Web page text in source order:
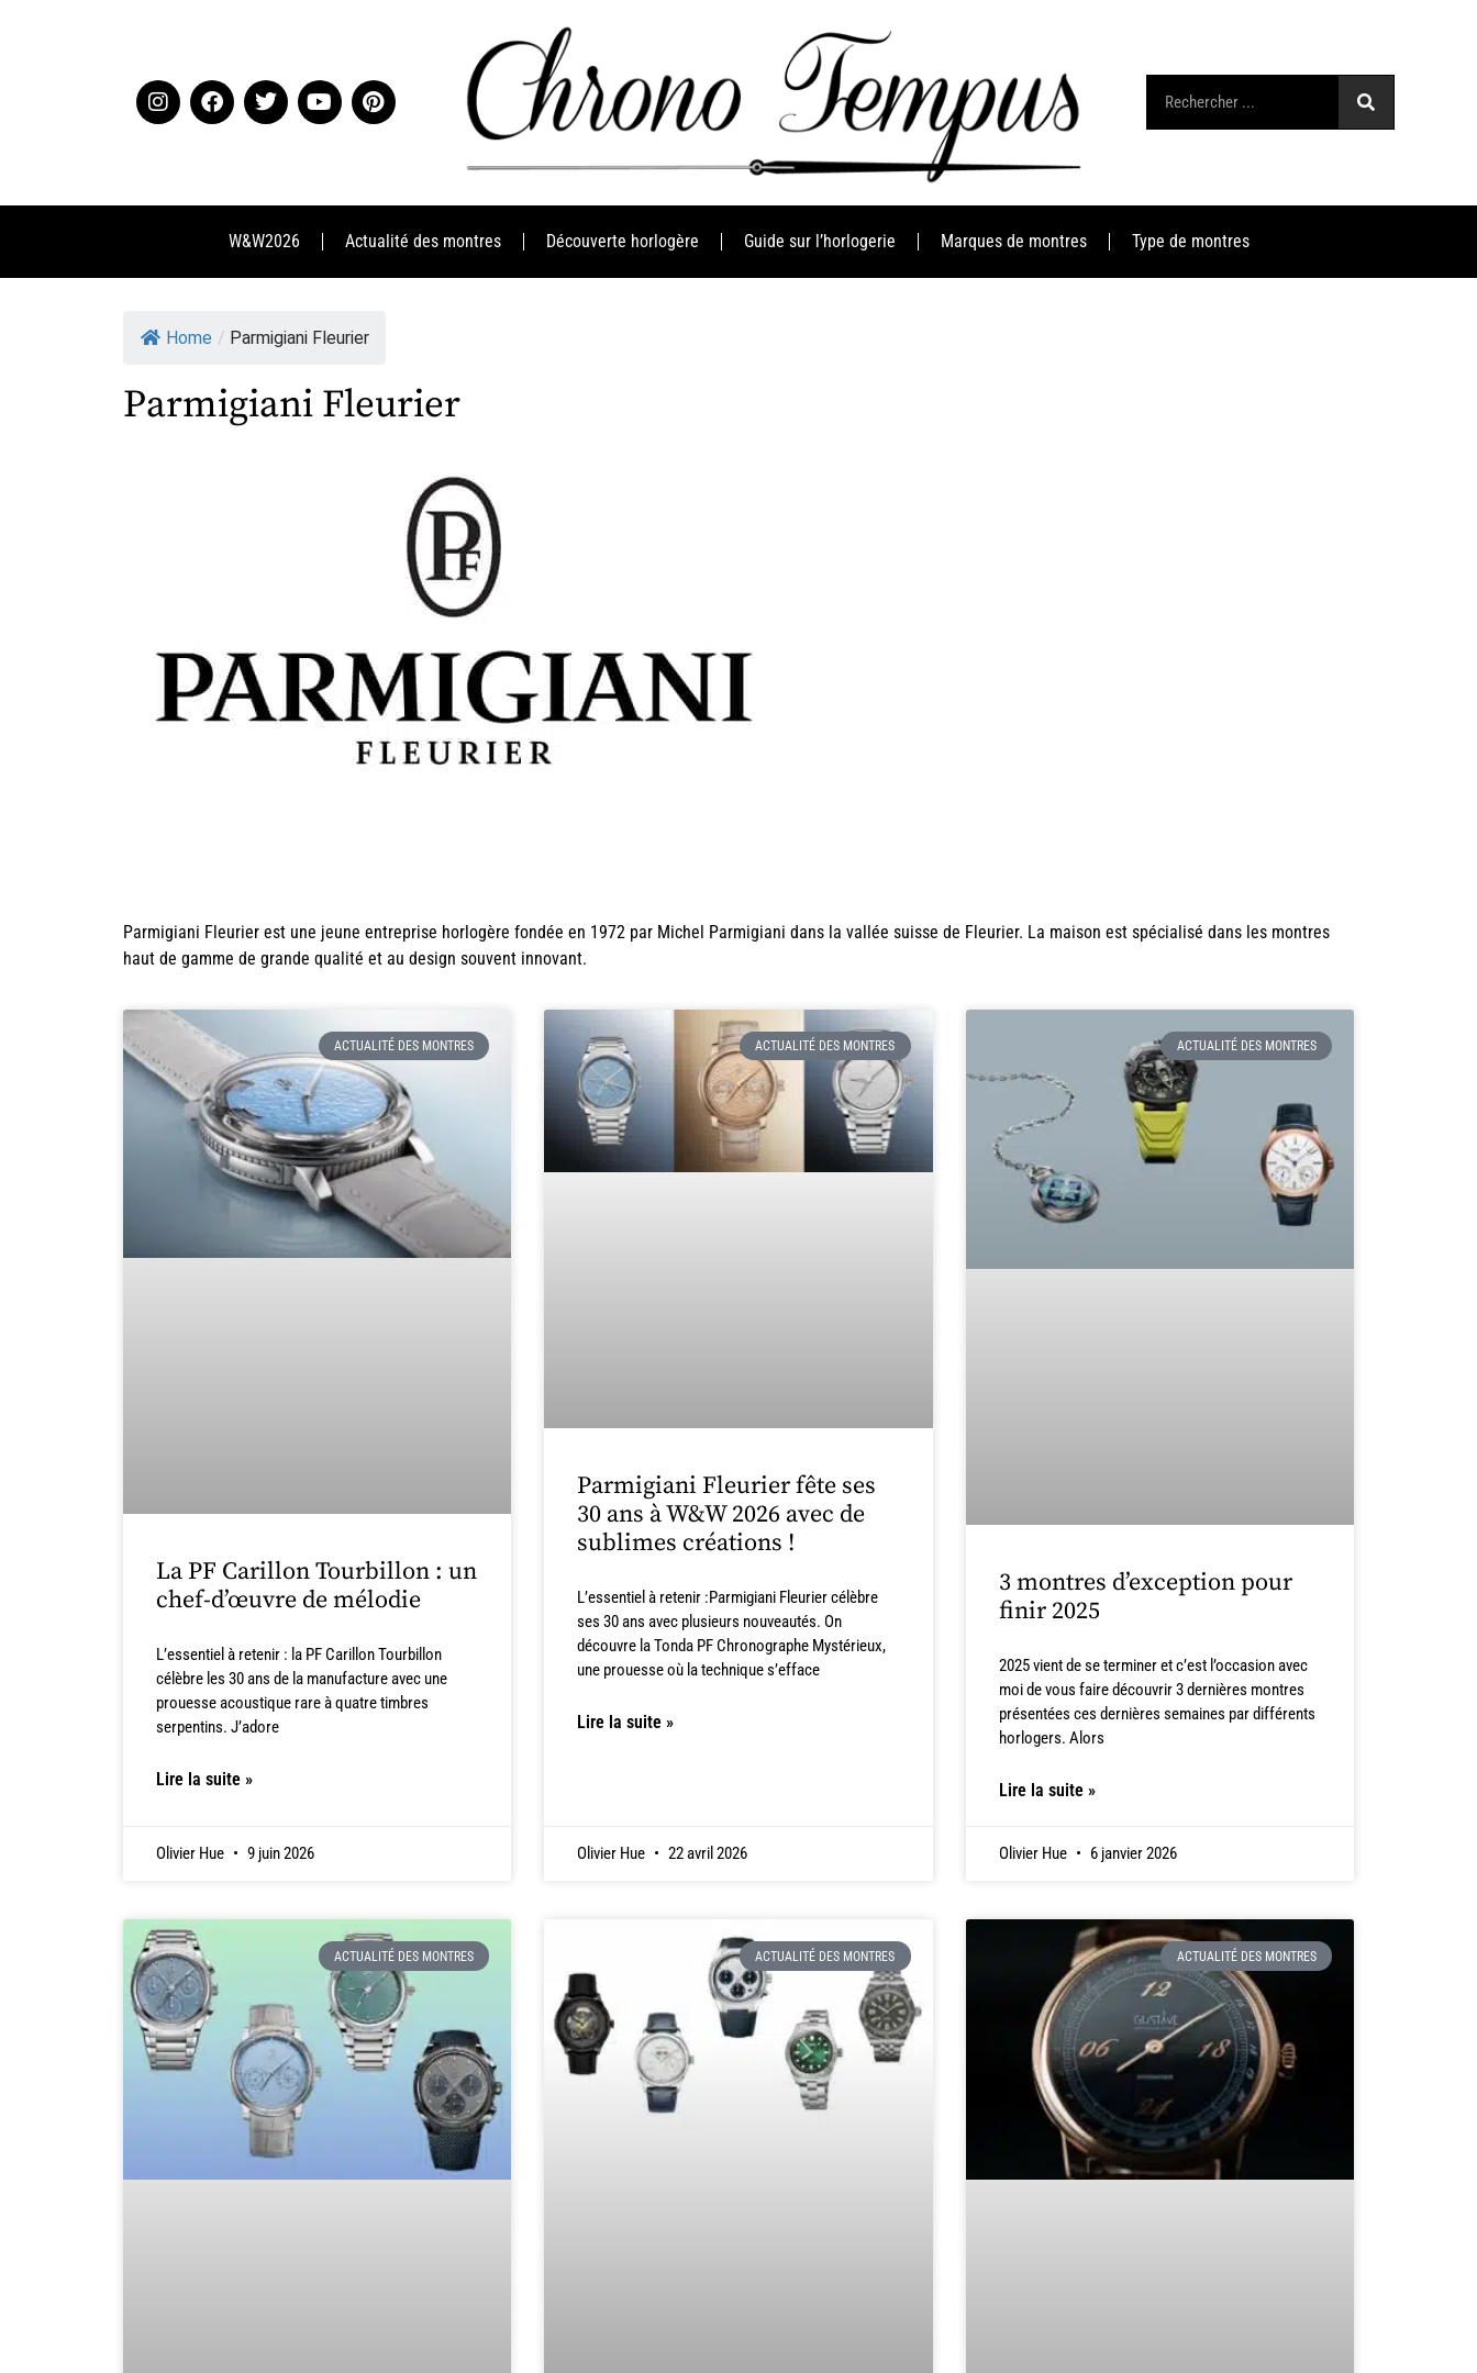
W&W2026 Actualité des montres Découverte horlogère Guide sur l’horlogerie Marques de montres Type de montres
Home / Parmigiani Fleurier
Parmigiani Fleurier
Parmigiani Fleurier est une jeune entreprise horlogère fondée en 1972 par Michel Parmigiani dans la vallée suisse de Fleurier. La maison est spécialisé dans les montres
haut de gamme de grande qualité et au design souvent innovant.
ACTUALITÉ DES MONTRES
La PF Carillon Tourbillon : un
chef-d’œuvre de mélodie
L’essentiel à retenir : la PF Carillon Tourbillon
célèbre les 30 ans de la manufacture avec une
prouesse acoustique rare à quatre timbres
serpentins. J’adore
Lire la suite »
Olivier Hue 9 juin 2026
ACTUALITÉ DES MONTRES
Parmigiani Fleurier fête ses
30 ans à W&W 2026 avec de
sublimes créations !
L’essentiel à retenir :Parmigiani Fleurier célèbre
ses 30 ans avec plusieurs nouveautés. On
découvre la Tonda PF Chronographe Mystérieux,
une prouesse où la technique s’efface
Lire la suite »
Olivier Hue 22 avril 2026
ACTUALITÉ DES MONTRES
3 montres d’exception pour
finir 2025
2025 vient de se terminer et c’est l’occasion avec
moi de vous faire découvrir 3 dernières montres
présentées ces dernières semaines par différents
horlogers. Alors
Lire la suite »
Olivier Hue 6 janvier 2026
ACTUALITÉ DES MONTRES ACTUALITÉ DES MONTRES ACTUALITÉ DES MONTRES